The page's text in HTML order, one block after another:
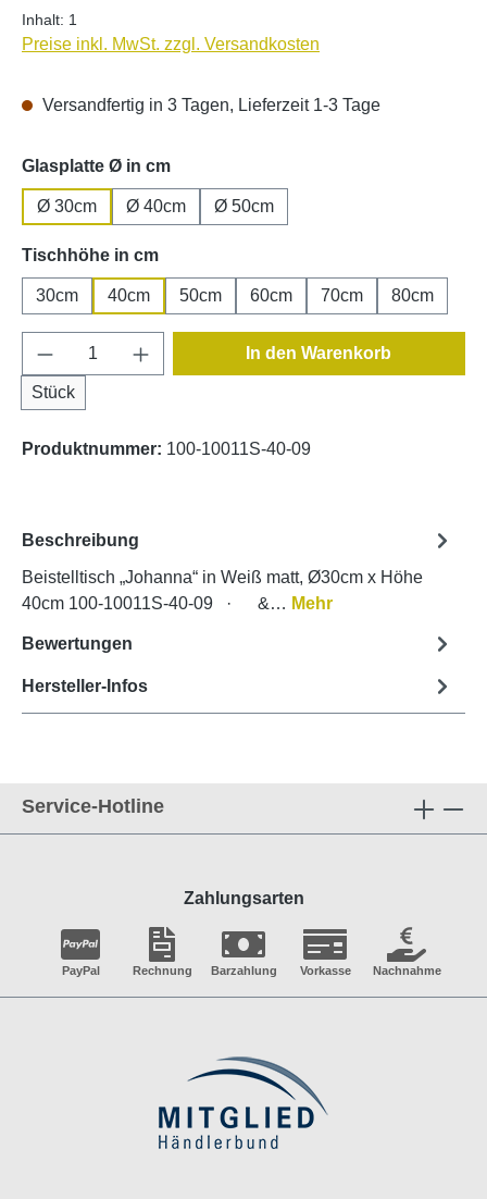
Inhalt: 1
Preise inkl. MwSt. zzgl. Versandkosten
Versandfertig in 3 Tagen, Lieferzeit 1-3 Tage
Glasplatte Ø in cmauswählen
Ø 30cm Ø 40cm Ø 50cm
Tischhöhe in cmauswählen
30cm 40cm 50cm 60cm 70cm 80cm
Produkt Anzahl: Gib den gewünschten
Stück
In den Warenkorb
Produktnummer: 100-10011S-40-09
Beschreibung
Beistelltisch „Johanna“ in Weiß matt, Ø30cm x Höhe
40cm 100-10011S-40-09 · &… Mehr
Bewertungen
Hersteller-Infos
Service-Hotline
Zahlungsarten
PayPal Rechnung Barzahlung Vorkasse Nachnahme